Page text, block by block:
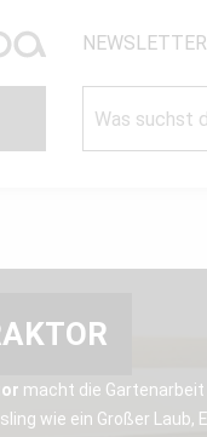
NEWSLETTER
macht die
wie ein Großer Laub,